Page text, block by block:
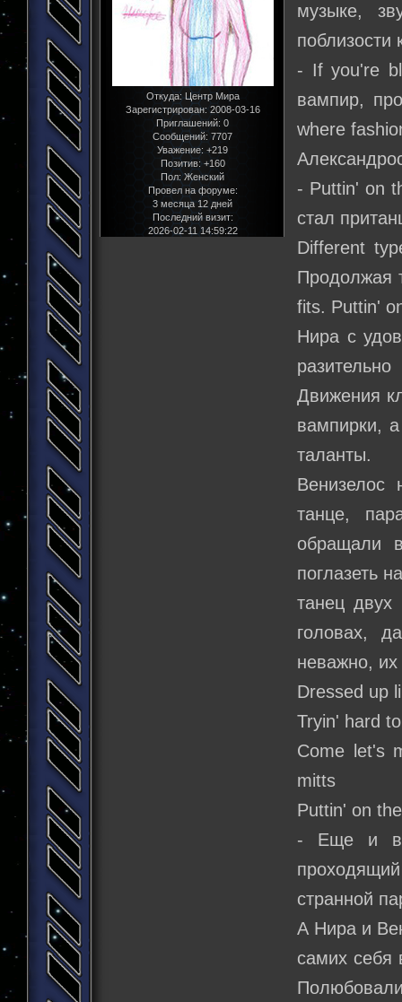
Откуда:Центр Мира
Зарегистрирован: 2008-03-16
Приглашений: 0
Сообщений: 7707
Уважение: +219
Позитив: +160
Пол:Женский
Провел на форуме:
3 месяца 12 дней
Последний визит:
2026-02-11 14:59:22
музыке,
поблизости
- If you're
вампир,
where
- Puttin' on
стал
Different
Продолжая
fits. Puttin'
Нира с
Движения
вампирки,
таланты.
Венизелос
танце,
обращали
поглазеть
танец
головах,
неважно, их
Dressed up
Tryin' hard
Come let's
mitts
Puttin' on
- Еще и
странной
А Нира и
самих себя